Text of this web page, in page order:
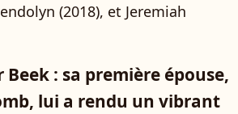
(2018), et Jeremiah
Beek : sa première épouse,
lui a rendu un vibrant